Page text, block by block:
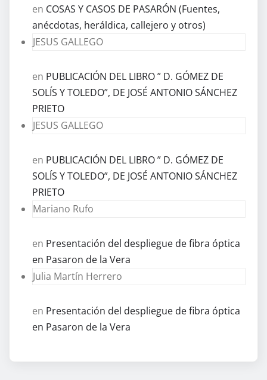
en COSAS Y CASOS DE PASARÓN (Fuentes,
anécdotas, heráldica, callejero y otros)
JESUS GALLEGO
en PUBLICACIÓN DEL LIBRO ” D. GÓMEZ DE
SOLÍS Y TOLEDO”, DE JOSÉ ANTONIO SÁNCHEZ
PRIETO
JESUS GALLEGO
en PUBLICACIÓN DEL LIBRO ” D. GÓMEZ DE
SOLÍS Y TOLEDO”, DE JOSÉ ANTONIO SÁNCHEZ
PRIETO
Mariano Rufo
en Presentación del despliegue de fibra óptica
en Pasaron de la Vera
Julia Martín Herrero
en Presentación del despliegue de fibra óptica
en Pasaron de la Vera